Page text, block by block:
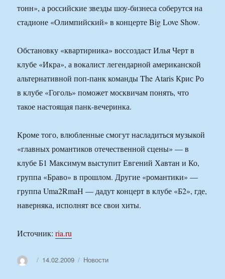
тонн», а российские звезды шоу-бизнеса соберутся на
стадионе «Олимпийский» в концерте Big Love Show.
Обстановку «квартирника» воссоздаст Илья Черт в
клубе «Икра», а вокалист легендарной американской
альтернативной поп-панк команды The Ataris Крис Ро
в клубе «Гоголь» поможет москвичам понять, что
такое настоящая панк-вечеринка.
Кроме того, влюбленные смогут насладиться музыкой
«главных романтиков отечественной сцены» — в
клубе Б1 Максимум выступит Евгений Хавтан и Ко,
группа «Браво» в прошлом. Другие «романтики» —
группа Uma2RmaН — дадут концерт в клубе «Б2», где,
наверняка, исполнят все свои хиты.
Источник:ria.ru
АвторОпубликовано
14.02.2009 Рубрики
Новости